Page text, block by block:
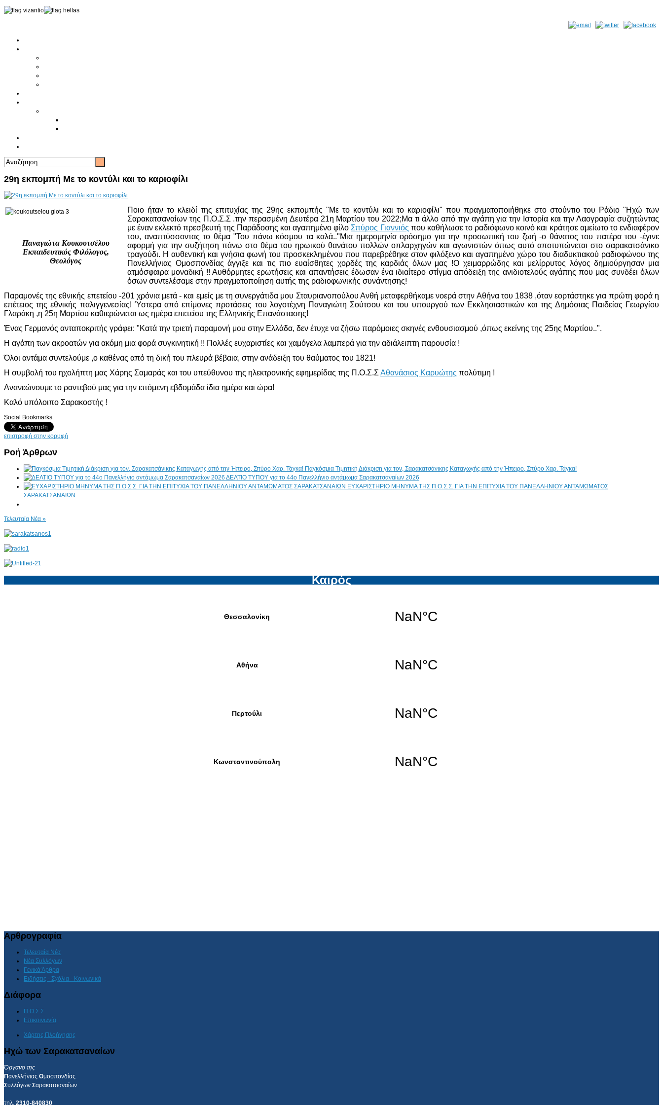
29η εκπομπή Με το κοντύλι και το καριοφίλι
Παναγιώτα Κουκουτσέλου
Εκπαιδευτικός Φιλόλογος,
Θεολόγος
Ποιο ήταν το κλειδί της επιτυχίας της 29ης εκπομπής "Με το κοντύλι και το καριοφίλι" που πραγματοποιήθηκε στο στούντιο του Ράδιο "Ηχώ των
Σαρακατσαναίων της Π.Ο.Σ.Σ .την περασμένη Δευτέρα 21η Μαρτίου του 2022;Μα τι άλλο από την αγάπη για την Ιστορία και την Λαογραφία συζητώντας
με έναν εκλεκτό πρεσβευτή της Παράδοσης και αγαπημένο φίλο Σπύρος Γιαννιός που καθήλωσε το ραδιόφωνο κοινό και κράτησε αμείωτο το ενδιαφέρον
του, αναπτύσσοντας το θέμα "Του πάνω κόσμου τα καλά.."Μια ημερομηνία ορόσημο για την προσωπική του ζωή -ο θάνατος του πατέρα του -έγινε
αφορμή για την συζήτηση πάνω στο θέμα του ηρωικού θανάτου πολλών οπλαρχηγών και αγωνιστών όπως αυτό αποτυπώνεται στο σαρακατσάνικο
τραγούδι. Η αυθεντική και γνήσια φωνή του προσκεκλημένου που παρεβρέθηκε στον φιλόξενο και αγαπημένο χώρο του διαδυκτιακού ραδιοφώνου της
Πανελλήνιας Ομοσπονδίας άγγιξε και τις πιο ευαίσθητες χορδές της καρδιάς όλων μας !Ο χειμαρρώδης και μελίρρυτος λόγος δημιούργησαν μια
ατμόσφαιρα μοναδική !! Αυθόρμητες ερωτήσεις και απαντήσεις έδωσαν ένα ιδιαίτερο στίγμα απόδειξη της ανιδιοτελούς αγάπης που μας συνδέει όλων
όσων συντελέσαμε στην πραγματοποίηση αυτής της ραδιοφωνικής συνάντησης!
Παραμονές της εθνικής επετείου -201 χρόνια μετά - και εμείς με τη συνεργάτιδα μου Σταυριανοπούλου Ανθή μεταφερθήκαμε νοερά στην Αθήνα του 1838 ,όταν εορτάστηκε για πρώτη φορά η
επέτειος της εθνικής παλιγγενεσίας! Ύστερα από επίμονες προτάσεις του λογοτέχνη Παναγιώτη Σούτσου και του υπουργού των Εκκλησιαστικών και της Δημόσιας Παιδείας Γεωργίου
Γλαράκη ,η 25η Μαρτίου καθιερώνεται ως ημέρα επετείου της Ελληνικής Επανάστασης!
Ένας Γερμανός ανταποκριτής γράφει: "Κατά την τριετή παραμονή μου στην Ελλάδα, δεν έτυχε να ζήσω παρόμοιες σκηνές ενθουσιασμού ,όπως εκείνης της 25ης Μαρτίου..".
Η αγάπη των ακροατών για ακόμη μια φορά συγκινητική !! Πολλές ευχαριστίες και χαμόγελα λαμπερά για την αδιάλειπτη παρουσία !
Όλοι αντάμα συντελούμε ,ο καθένας από τη δική του πλευρά βέβαια, στην ανάδειξη του θαύματος του 1821!
Η συμβολή του ηχολήπτη μας Χάρης Σαμαράς και του υπεύθυνου της ηλεκτρονικής εφημερίδας της Π.Ο.Σ.Σ Αθανάσιος Καρυώτης πολύτιμη !
Ανανεώνουμε το ραντεβού μας για την επόμενη εβδομάδα ίδια ημέρα και ώρα!
Καλό υπόλοιπο Σαρακοστής !
Social Bookmarks
επιστροφή στην κορυφή
Ροή Άρθρων
Παγκόσμια Τιμητική Διάκριση για τον, Σαρακατσάνικης Καταγωγής από την Ήπειρο, Σπύρο Χαρ. Τάγκα!
ΔΕΛΤΙΟ ΤΥΠΟΥ για το 44ο Πανελλήνιο αντάμωμα Σαρακατσαναίων 2026
ΕΥΧΑΡΙΣΤΗΡΙΟ ΜΗΝΥΜΑ ΤΗΣ Π.Ο.Σ.Σ. ΓΙΑ ΤΗΝ ΕΠΙΤΥΧΙΑ ΤΟΥ ΠΑΝΕΛΛΗΝΙΟΥ ΑΝΤΑΜΩΜΑΤΟΣ
ΣΑΡΑΚΑΤΣΑΝΑΙΩΝ
Τελευταία Νέα »
Καιρός
Αρθρογραφία
Τελευταία Νέα
Νέα Συλλόγων
Γενικά Άρθρα
Ειδήσεις - Σχόλια - Κοινωνικά
Διάφορα
Π.Ο.Σ.Σ.
Επικοινωνία
Χάρτης Πλοήγησης
Ηχώ των Σαρακατσαναίων
Όργανο της
Πανελλήνιας Ομοσπονδίας
Συλλόγων Σαρακατσαναίων
τηλ. 2310-840830